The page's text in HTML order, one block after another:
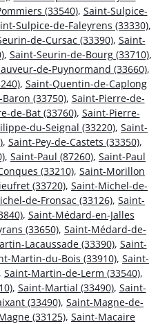
(33540), Saint-Sulpice-
Sulpice-de-Faleyrens (33330),
de-Cursac (33390), Saint-
, Saint-Seurin-de-Bourg (33710),
de-Puynormand (33660),
, Saint-Quentin-de-Caplong
(33750), Saint-Pierre-de-
de-Bat (33760), Saint-Pierre-
du-Seignal (33220), Saint-
, Saint-Pey-de-Castets (33350),
, Saint-Paul (87260), Saint-Paul
(33210), Saint-Morillon
(33720), Saint-Michel-de-
de-Fronsac (33126), Saint-
, Saint-Médard-en-Jalles
(33650), Saint-Médard-de-
Lacaussade (33390), Saint-
Martin-du-Bois (33910), Saint-
, Saint-Martin-de-Lerm (33540),
, Saint-Martial (33490), Saint-
(33490), Saint-Magne-de-
(33125), Saint-Macaire